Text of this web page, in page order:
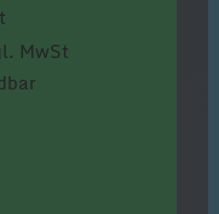
MwSt